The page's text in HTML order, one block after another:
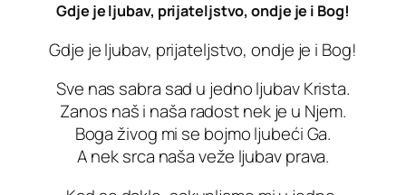
Gdje je ljubav, prijateljstvo, ondje je i Bog!
Gdje je ljubav, prijateljstvo, ondje je i Bog!
Sve nas sabra sad u jedno ljubav Krista.
Zanos naš i naša radost nek je u Njem.
Boga živog mi se bojmo ljubeći Ga.
A nek srca naša veže ljubav prava.